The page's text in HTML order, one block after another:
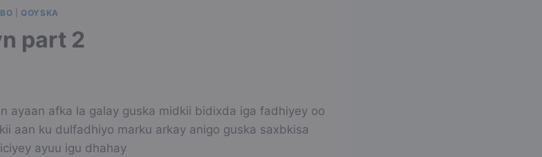
QOYSKA
part 2
ayaan afka la galay guska midkii bidixda iga fadhiyey oo
aan ku dulfadhiyo marku arkay anigo guska saxbkisa
ayuu igu dhahay